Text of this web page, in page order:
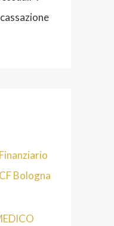
Bologna